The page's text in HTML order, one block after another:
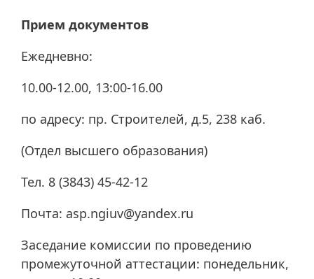
Прием документов
Ежедневно:
10.00-12.00, 13:00-16.00
по адресу: пр. Строителей, д.5, 238 каб.
(Отдел высшего образования)
Тел. 8 (3843) 45-42-12
Почта: asp.ngiuv@yandex.ru
Заседание комиссии по проведению
промежуточной аттестации: понедельник,